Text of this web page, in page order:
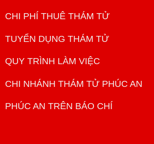
CHI PHÍ THUÊ THÁM TỬ
TUYỂN DỤNG THÁM TỬ
QUY TRÌNH LÀM VIỆC
CHI NHÁNH THÁM TỬ PHÚC AN
PHÚC AN TRÊN BÁO CHÍ